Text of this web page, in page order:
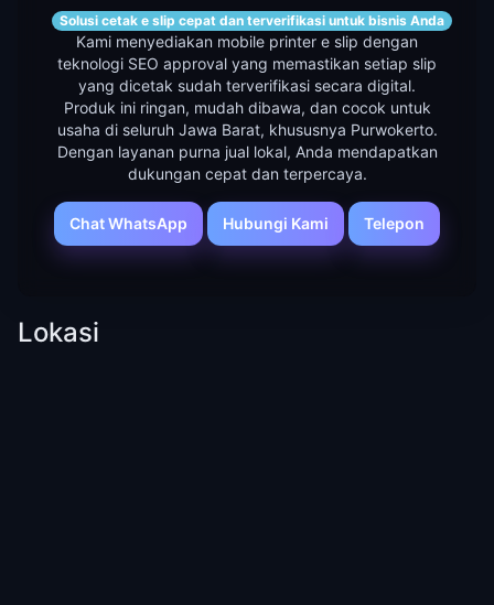
Solusi cetak e slip cepat dan terverifikasi untuk bisnis Anda
Kami menyediakan mobile printer e slip dengan
teknologi SEO approval yang memastikan setiap slip
yang dicetak sudah terverifikasi secara digital.
Produk ini ringan, mudah dibawa, dan cocok untuk
usaha di seluruh Jawa Barat, khususnya Purwokerto.
Dengan layanan purna jual lokal, Anda mendapatkan
dukungan cepat dan terpercaya.
Chat WhatsApp Hubungi Kami Telepon
Lokasi